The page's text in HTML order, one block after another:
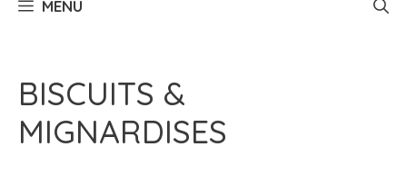
MENU
BISCUITS &
MIGNARDISES